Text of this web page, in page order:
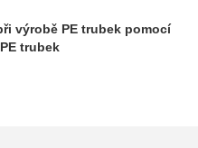
výrobě PE trubek pomocí
trubek